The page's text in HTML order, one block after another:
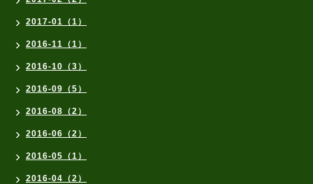
2017-01（1）
2016-11（1）
2016-10（3）
2016-09（5）
2016-08（2）
2016-06（2）
2016-05（1）
2016-04（2）